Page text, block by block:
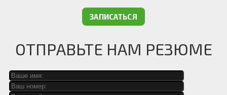
ОТПРАВЬТЕ НАМ РЕЗЮМЕ